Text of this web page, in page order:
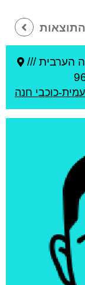
הערבית ///
עמית-כוכבי חנה